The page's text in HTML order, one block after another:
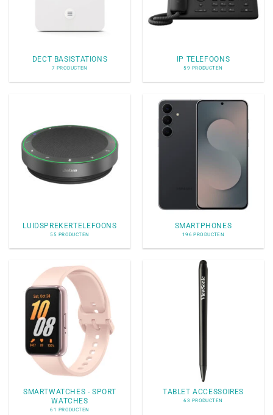
DECT BASISTATIONS
7 PRODUCTEN
IP TELEFOONS
59 PRODUCTEN
LUIDSPREKERTELEFOONS
55 PRODUCTEN
SMARTPHONES
196 PRODUCTEN
SMARTWATCHES - SPORT
WATCHES
61 PRODUCTEN
TABLET ACCESSOIRES
63 PRODUCTEN